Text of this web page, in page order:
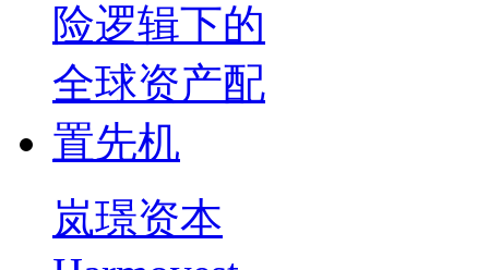
岚璟资本